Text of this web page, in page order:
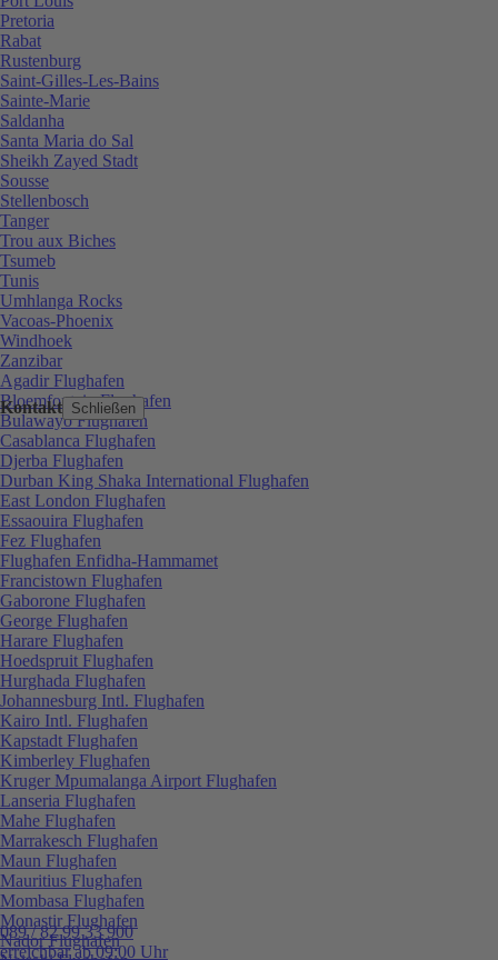
Kontakt Schließen
089 / 82 99 33 900
erreichbar ab 09:00 Uhr
Pretoria
Rabat
Rustenburg
Saint-Gilles-Les-Bains
Sainte-Marie
Saldanha
Santa Maria do Sal
Sheikh Zayed Stadt
Sousse
Stellenbosch
Tanger
Trou aux Biches
Tsumeb
Tunis
Umhlanga Rocks
Vacoas-Phoenix
Windhoek
Zanzibar
Agadir Flughafen
Bloemfontein Flughafen
Bulawayo Flughafen
Casablanca Flughafen
Djerba Flughafen
Durban King Shaka International Flughafen
East London Flughafen
Essaouira Flughafen
Fez Flughafen
Flughafen Enfidha-Hammamet
Francistown Flughafen
Gaborone Flughafen
George Flughafen
Harare Flughafen
Hoedspruit Flughafen
Hurghada Flughafen
Johannesburg Intl. Flughafen
Kairo Intl. Flughafen
Kapstadt Flughafen
Kimberley Flughafen
Kruger Mpumalanga Airport Flughafen
Lanseria Flughafen
Mahe Flughafen
Marrakesch Flughafen
Maun Flughafen
Mauritius Flughafen
Mombasa Flughafen
Monastir Flughafen
Nador Flughafen